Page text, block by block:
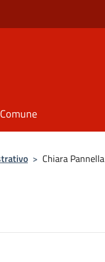
> Chiara Pannella